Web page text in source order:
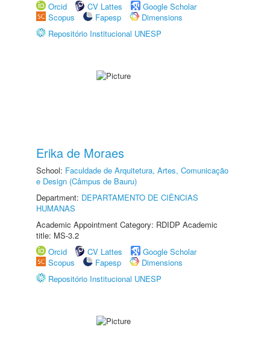
Orcid
CV Lattes
Google Scholar
Scopus
Fapesp
Dimensions
Repositório Institucional UNESP
Erika de Moraes
School: Faculdade de Arquitetura, Artes, Comunicação
e Design (Câmpus de Bauru)
Department: DEPARTAMENTO DE CIÊNCIAS
HUMANAS
Academic Appointment Category: RDIDP Academic
title: MS-3.2
Orcid
CV Lattes
Google Scholar
Scopus
Fapesp
Dimensions
Repositório Institucional UNESP